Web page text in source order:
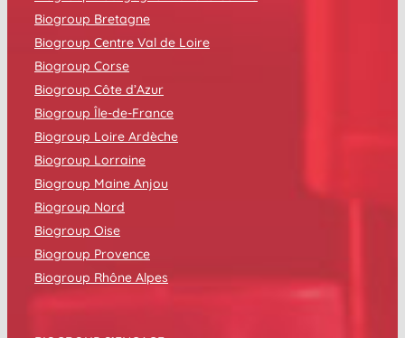
Biogroup Bretagne
Biogroup Centre Val de Loire
Biogroup Corse
Biogroup Côte d’Azur
Biogroup Île-de-France
Biogroup Loire Ardèche
Biogroup Lorraine
Biogroup Maine Anjou
Biogroup Nord
Biogroup Oise
Biogroup Provence
Biogroup Rhône Alpes